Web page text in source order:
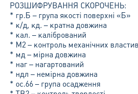
РОЗШИФРУВАННЯ СКОРОЧЕНЬ:
* гр.Б – група якості поверхні «Б»
* к/д, кд. – кратна довжина
* кал. – калібрований
* М2 – контроль механічних
* мд – мірна довжина
* наг – нагартований
* ндл – немірна довжина
* ос.66 – група осадження